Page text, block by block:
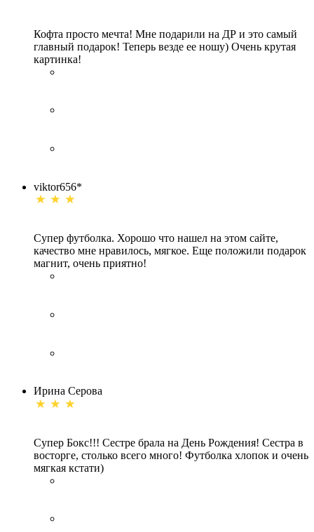
Кофта просто мечта! Мне подарили на ДР и это самый
главный подарок! Теперь везде ее ношу) Очень крутая
картинка!
viktor656*
Супер футболка. Хорошо что нашел на этом сайте,
качество мне нравилось, мягкое. Еще положили подарок
магнит, очень приятно!
Ирина Серова
Супер Бокс!!! Сестре брала на День Рождения! Сестра в
восторге, столько всего много! Футболка хлопок и очень
мягкая кстати)